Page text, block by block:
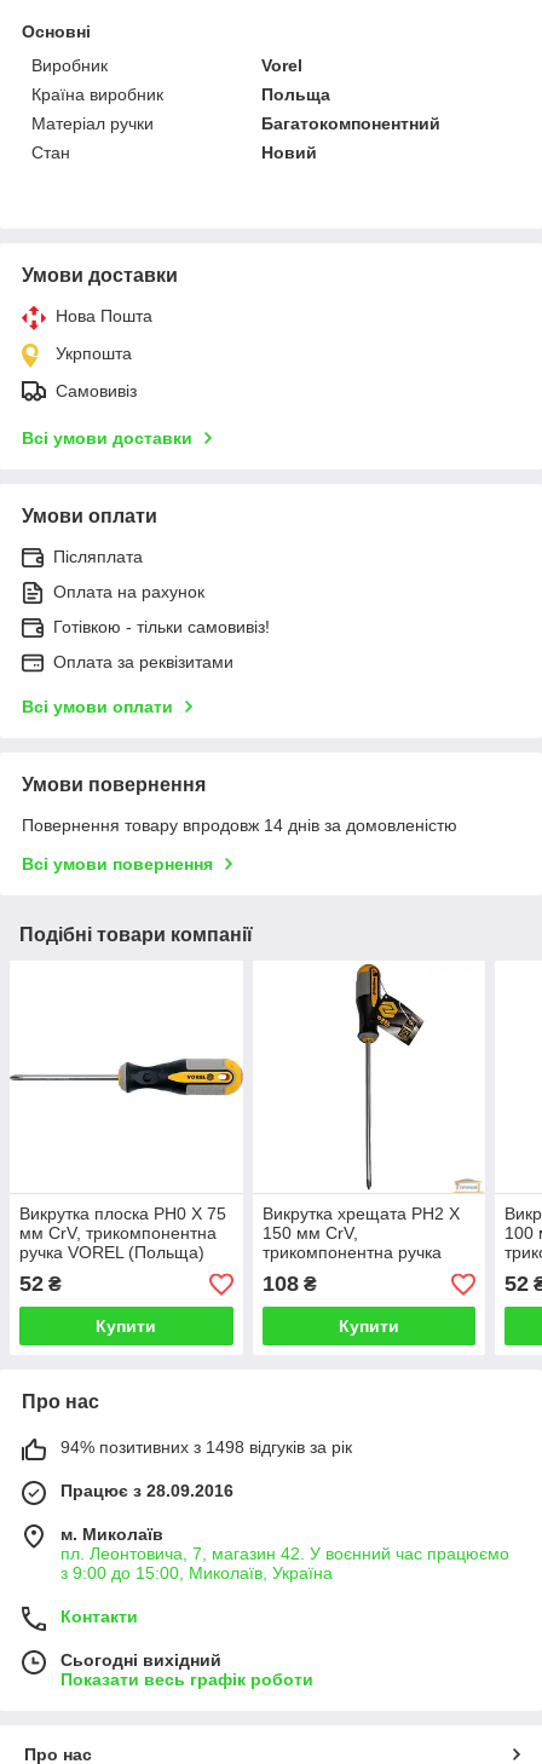
Основні
Виробник
Vorel
Країна виробник
Польща
Матеріал ручки
Багатокомпонентний
Стан
Новий
Умови доставки
Нова Пошта
Укрпошта
Самовивіз
Всі умови доставки
Умови оплати
Післяплата
Оплата на рахунок
Готівкою - тільки самовивіз!
Оплата за реквізитами
Всі умови оплати
Умови повернення
Повернення товару впродовж 14 днів за домовленістю
Всі умови повернення
Подібні товари компанії
Викрутка плоска PH0 Х 75
мм CrV, трикомпонентна
ручка VOREL (Польща)
52 ₴
Купити
Викрутка хрещата PH2 Х
150 мм CrV,
трикомпонентна ручка
VOREL 60967 (Польща)
108₴
Купити
100
52
Про нас
94% позитивних з 1498 відгуків за рік
Працює з 28.09.2016
м. Миколаїв
пл. Леонтовича, 7, магазин 42. У воєнний час працюємо
з 9:00 до 15:00, Миколаїв, Україна
Контакти
Сьогодні вихідний
Показати весь графік роботи
Про нас